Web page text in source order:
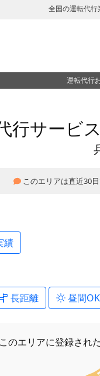
全国の運転代
運転代行
行サービ
このエリアは直近30
績
長距離 昼間OK
このエリアに登録された